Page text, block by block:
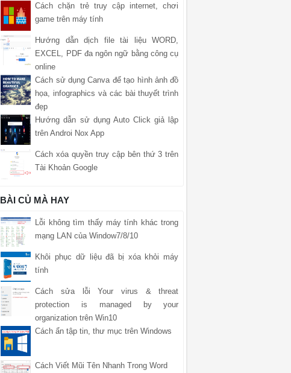
Cách chặn trẻ truy cập internet, chơi
game trên máy tính
Hướng dẫn dịch file tài liệu WORD,
EXCEL, PDF đa ngôn ngữ bằng công cụ
online
Cách sử dụng Canva để tạo hình ảnh đồ
họa, infographics và các bài thuyết trình
đẹp
Hướng dẫn sử dụng Auto Click giả lập
trên Androi Nox App
Cách xóa quyền truy cập bên thứ 3 trên
Tài Khoản Google
BÀI CỦ MÀ HAY
Lỗi không tìm thấy máy tính khác trong
mạng LAN của Window7/8/10
Khôi phục dữ liệu đã bị xóa khỏi máy
tính
Cách sửa lỗi Your virus & threat
protection is managed by your
organization trên Win10
Cách ẩn tập tin, thư mục trên Windows
Cách Viết Mũi Tên Nhanh Trong Word